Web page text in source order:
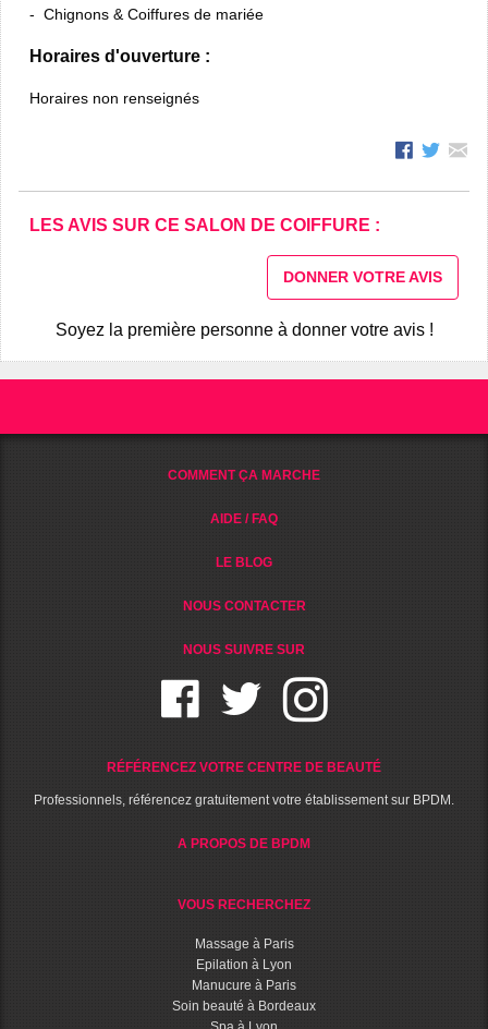
Chignons & Coiffures de mariée
Horaires d'ouverture :
Horaires non renseignés
LES AVIS SUR CE SALON DE COIFFURE :
DONNER VOTRE AVIS
Soyez la première personne à donner votre avis !
COMMENT ÇA MARCHE
AIDE / FAQ
LE BLOG
NOUS CONTACTER
NOUS SUIVRE SUR
RÉFÉRENCEZ VOTRE CENTRE DE BEAUTÉ
Professionnels, référencez gratuitement votre établissement sur BPDM.
A PROPOS DE BPDM
VOUS RECHERCHEZ
Massage à Paris
Epilation à Lyon
Manucure à Paris
Soin beauté à Bordeaux